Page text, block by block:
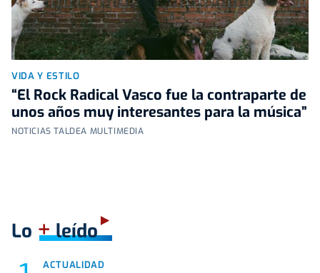
VIDA Y ESTILO
“El Rock Radical Vasco fue la contraparte de
unos años muy interesantes para la música”
NOTICIAS TALDEA MULTIMEDIA
Lo +leído
ACTUALIDAD